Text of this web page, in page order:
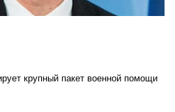
крупный пакет военной помощи